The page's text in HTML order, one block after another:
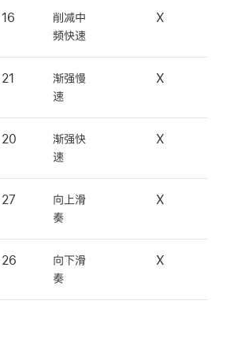
16
削减中
频快速
X
21
渐强慢
速
X
20
渐强快
速
X
27
向上滑
奏
X
26
向下滑
奏
X